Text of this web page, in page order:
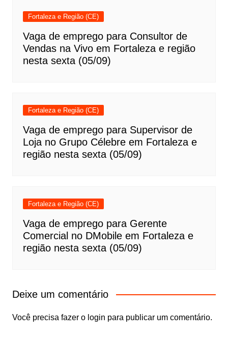
Fortaleza e Região (CE)
Vaga de emprego para Consultor de
Vendas na Vivo em Fortaleza e região
nesta sexta (05/09)
Fortaleza e Região (CE)
Vaga de emprego para Supervisor de
Loja no Grupo Célebre em Fortaleza e
região nesta sexta (05/09)
Fortaleza e Região (CE)
Vaga de emprego para Gerente
Comercial no DMobile em Fortaleza e
região nesta sexta (05/09)
Deixe um comentário
Você precisa fazer o login para publicar um comentário.